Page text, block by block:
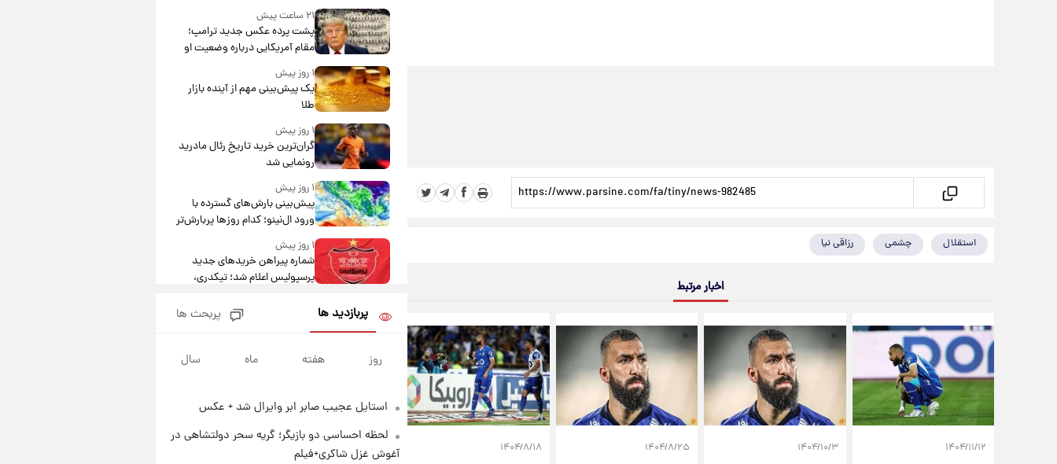
استقلال چشمی رزاقی نیا
اخبار مرتبط
۱۴۰۴/۱۱/۱۲ ۱۴۰۴/۱۰/۳ ۱۴۰۴/۸/۲۵ ۱۴۰۴/۸/۱۸
۲۱ ساعت پیش
پشت پرده عکس جدید ترامپ؛
مقام آمریکایی درباره وضعیت او
چه گفت؟
۱ روز پیش
یک پیش‌بینی مهم از آینده بازار
طلا
۱ روز پیش
گران‌ترین خرید تاریخ رئال مادرید
رونمایی شد
۱ روز پیش
پیش‌بینی بارش‌های گسترده با
ورود ال‌نینو؛ کدام روزها پربارش‌تر
خواهند بود؟
۱ روز پیش
شماره پیراهن خریدهای جدید
پرسپولیس اعلام شد؛ تیکدری،
جزئیات فعال‌سازی «کیف پول
ایران» اعلام شد+فیلم
۱ روز پیش
۱۵ مرداد ۱۴۰۵ +جدول
قیمت طلا و سکه امروز پنجشنبه
۱۵ مرداد ۱۴۰۵
پربازدید ها پربحث ها
روز هفته ماه سال
استایل عجیب صابر ابر وایرال شد + عکس
لحظه احساسی دو بازیگر؛ گریه سحر دولتشاهی در
آغوش غزل شاکری+فیلم